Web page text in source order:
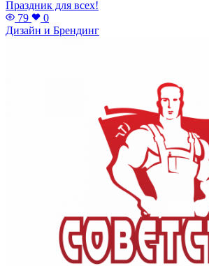
Праздник для всех!
79
0
Дизайн и Брендинг